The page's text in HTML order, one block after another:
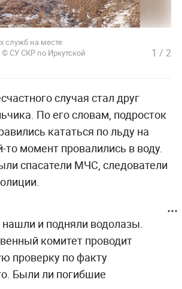
служб на месте
СУ СКР по Иркутской
1 / 2
случая стал друг
По его словам, подросток
кататься по льду на
то момент провалились в воду.
спасатели МЧС, следователи
и подняли водолазы.
комитет проводит
проверку по факту
Были ли погибшие